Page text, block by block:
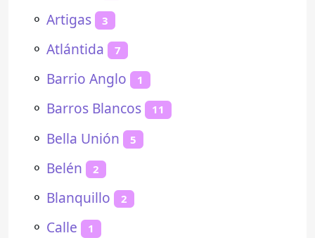
⚬ Artigas 3
⚬ Atlántida 7
⚬ Barrio Anglo 1
⚬ Barros Blancos 11
⚬ Bella Unión 5
⚬ Belén 2
⚬ Blanquillo 2
⚬ Calle 1